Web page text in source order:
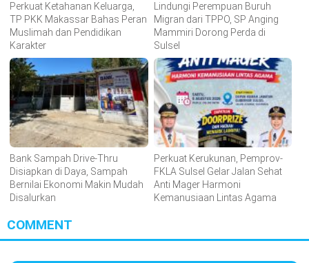
Perkuat Ketahanan Keluarga,
TP PKK Makassar Bahas Peran
Muslimah dan Pendidikan
Karakter
Lindungi Perempuan Buruh
Migran dari TPPO, SP Anging
Mammiri Dorong Perda di
Sulsel
Bank Sampah Drive-Thru
Disiapkan di Daya, Sampah
Bernilai Ekonomi Makin Mudah
Disalurkan
Perkuat Kerukunan, Pemprov-
FKLA Sulsel Gelar Jalan Sehat
Anti Mager Harmoni
Kemanusiaan Lintas Agama
COMMENT